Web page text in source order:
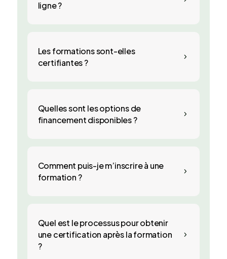
ligne ?
5
Les formations sont-elles
certifiantes ?
5
Quelles sont les options de
financement disponibles ?
5
Comment puis-je m’inscrire à une
formation ?
5
Quel est le processus pour obtenir
une certification après la formation
?